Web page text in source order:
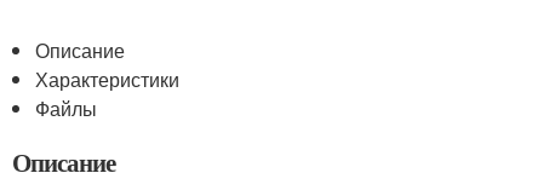
Описание
Характеристики
Файлы
Описание